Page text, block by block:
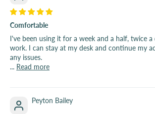
Comfortable
I've been using it for a week and a half, twice
work. I can stay at my desk and continue my
any issues.
... Read more
Peyton Bailey